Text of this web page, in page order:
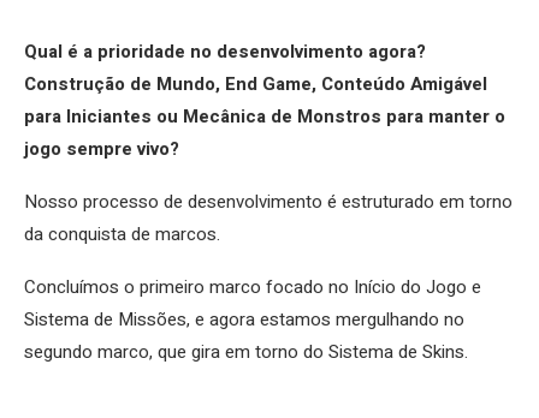
Qual é a prioridade no desenvolvimento agora?
Construção de Mundo, End Game, Conteúdo Amigável
para Iniciantes ou Mecânica de Monstros para manter o
jogo sempre vivo?
Nosso processo de desenvolvimento é estruturado em torno
da conquista de marcos.
Concluímos o primeiro marco focado no Início do Jogo e
Sistema de Missões, e agora estamos mergulhando no
segundo marco, que gira em torno do Sistema de Skins.